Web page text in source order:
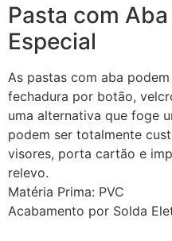
Pasta com
Especial
As pastas com aba
fechadura por botão,
uma alternativa que foge
podem ser totalmente
visores, porta cartão e
relevo.
Matéria Prima: PVC
Acabamento por Solda